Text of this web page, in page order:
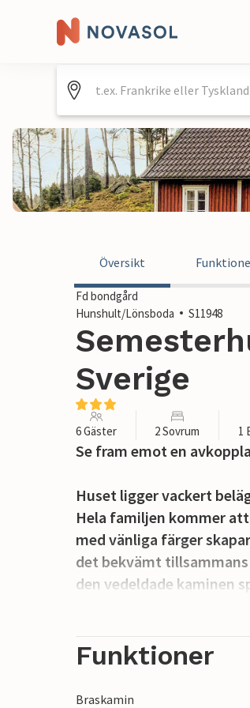
Översikt
Fd bondgård
Hunshult/Lönsboda
S11948
Sverige
6 Gäster 2 Sovrum 1
Se fram emot en
Huset ligger vackert
Hela familjen kommer
med vänliga färger
det bekvämt
den vedeldade kaminen
Strönasjön eller njut av
Funktioner
Braskamin